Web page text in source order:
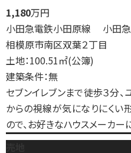
1,180万円
小田急電鉄小田原線 小田
相模原市南区双葉２丁目
土地：100.51㎡(公簿)
建築条件：無
セブンイレブンまで徒歩３分
からの視線が気になりにく
ので、お好きなハウスメーカー